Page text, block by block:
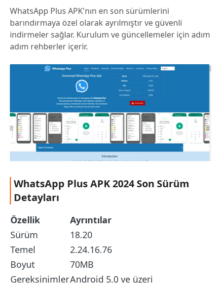
WhatsApp Plus APK'nın en son sürümlerini
barındırmaya özel olarak ayrılmıştır ve güvenli
indirmeler sağlar. Kurulum ve güncellemeler için adım
adım rehberler içerir.
WhatsApp Plus APK 2024 Son Sürüm
Detayları
Özellik
Ayrıntılar
Sürüm
18.20
Temel
2.24.16.76
Boyut
70MB
GereksinimlerAndroid 5.0 ve üzeri